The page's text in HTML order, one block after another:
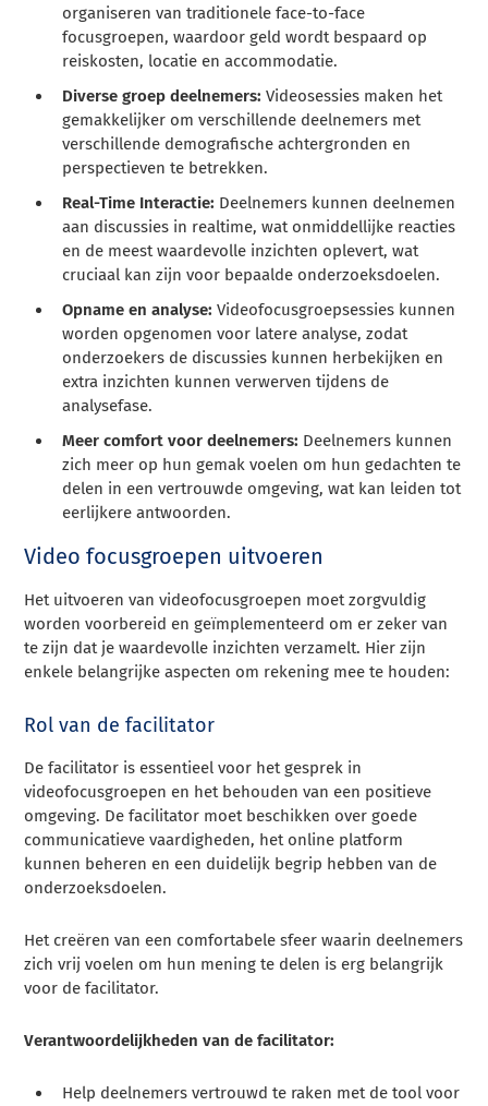
organiseren van traditionele face-to-face
focusgroepen, waardoor geld wordt bespaard op
reiskosten, locatie en accommodatie.
Diverse groep deelnemers: Videosessies maken het
gemakkelijker om verschillende deelnemers met
verschillende demografische achtergronden en
perspectieven te betrekken.
Real-Time Interactie: Deelnemers kunnen deelnemen
aan discussies in realtime, wat onmiddellijke reacties
en de meest waardevolle inzichten oplevert, wat
cruciaal kan zijn voor bepaalde onderzoeksdoelen.
Opname en analyse:Videofocusgroepsessies kunnen
worden opgenomen voor latere analyse, zodat
onderzoekers de discussies kunnen herbekijken en
extra inzichten kunnen verwerven tijdens de
analysefase.
Meer comfort voor deelnemers: Deelnemers kunnen
zich meer op hun gemak voelen om hun gedachten te
delen in een vertrouwde omgeving, wat kan leiden tot
eerlijkere antwoorden.
Video focusgroepen uitvoeren
Het uitvoeren van videofocusgroepen moet zorgvuldig
worden voorbereid en geïmplementeerd om er zeker van
te zijn dat je waardevolle inzichten verzamelt. Hier zijn
enkele belangrijke aspecten om rekening mee te houden:
Rol van de facilitator
De facilitator is essentieel voor het gesprek in
videofocusgroepen en het behouden van een positieve
omgeving. De facilitator moet beschikken over goede
communicatieve vaardigheden, het online platform
kunnen beheren en een duidelijk begrip hebben van de
onderzoeksdoelen.
Het creëren van een comfortabele sfeer waarin deelnemers
zich vrij voelen om hun mening te delen is erg belangrijk
voor de facilitator.
Verantwoordelijkheden van de facilitator:
Help deelnemers vertrouwd te raken met de tool voor